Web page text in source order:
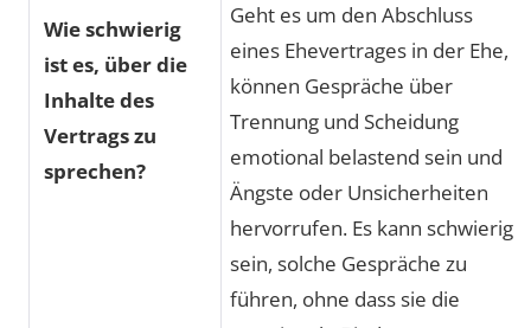
Wie schwierig
ist es, über die
Inhalte des
Vertrags zu
sprechen?
Geht es um den Abschluss
eines Ehevertrages in der Ehe,
können Gespräche über
Trennung und Scheidung
emotional belastend sein und
Ängste oder Unsicherheiten
hervorrufen. Es kann schwierig
sein, solche Gespräche zu
führen, ohne dass sie die